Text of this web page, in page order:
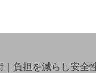
負担を減らし安全